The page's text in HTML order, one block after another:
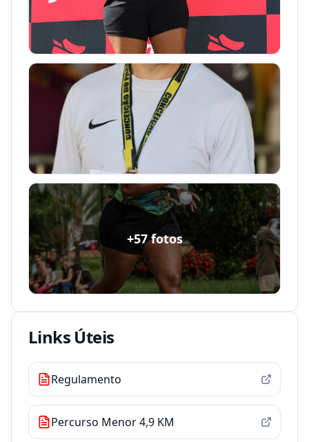
+57fotos
Links Úteis
Regulamento
Percurso Menor 4,9 KM